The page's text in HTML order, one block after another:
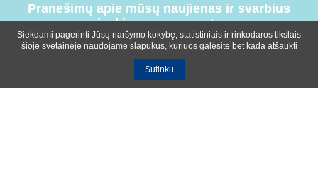
Pranešimų apie mūsų naujienas ir svarbius
įvykius prenumerata
Siekdami pagerinti Jūsų naršymo kokybę, statistiniais ir rinkodaros tikslais
šioje svetainėje naudojame slapukus, kuriuos galėsite bet kada atšaukti
Sutinku